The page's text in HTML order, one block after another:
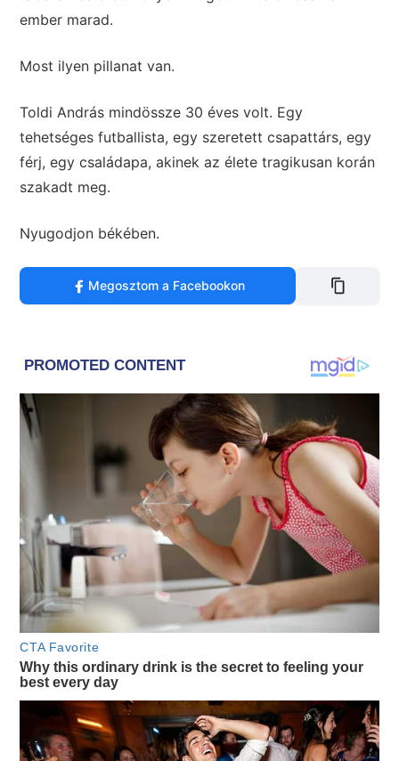
ember marad.
Most ilyen pillanat van.
Toldi András mindössze 30 éves volt. Egy
tehetséges futballista, egy szeretett csapattárs, egy
férj, egy családapa, akinek az élete tragikusan korán
szakadt meg.
Nyugodjon békében.
Megosztom a Facebookon